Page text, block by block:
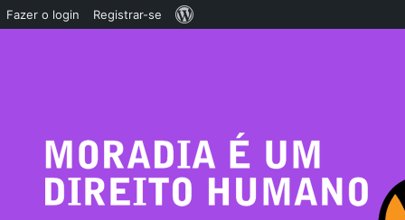
Fazer o login Registrar-se